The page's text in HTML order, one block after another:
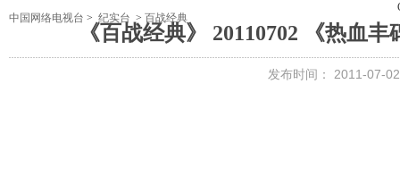
中国网络电视台 > 纪实台 > 百战经典
《百战经典》 20110702 《热血
发布时间： 2011-07-